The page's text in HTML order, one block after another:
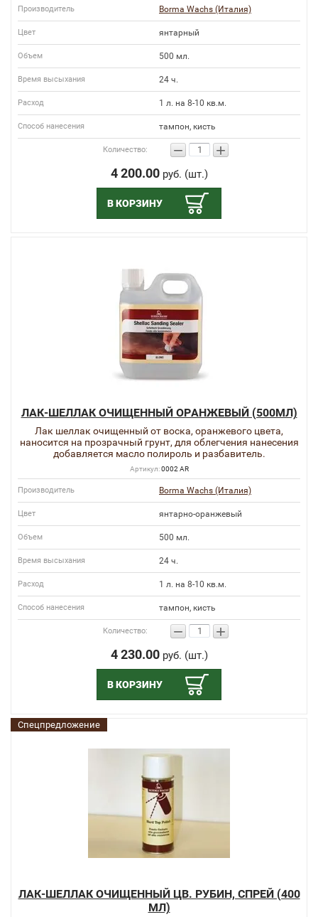
Производитель Borma Wachs (Италия)
Цвет янтарный
Объем 500 мл.
Время высыхания 24 ч.
Расход 1 л. на 8-10 кв.м.
Способ нанесения тампон, кисть
Количество: − +
4 200.00руб. (шт.)
В КОРЗИНУ
ЛАК-ШЕЛЛАК ОЧИЩЕННЫЙ ОРАНЖЕВЫЙ (500МЛ)
Лак шеллак очищенный от воска, оранжевого цвета,
наносится на прозрачный грунт, для облегчения нанесения
добавляется масло полироль и разбавитель.
Артикул:0002 AR
Производитель Borma Wachs (Италия)
Цвет янтарно-оранжевый
Объем 500 мл.
Время высыхания 24 ч.
Расход 1 л. на 8-10 кв.м.
Способ нанесения тампон, кисть
Количество: − +
4 230.00руб. (шт.)
В КОРЗИНУ
Спецпредложение
ЛАК-ШЕЛЛАК ОЧИЩЕННЫЙ ЦВ. РУБИН, СПРЕЙ (400
МЛ)